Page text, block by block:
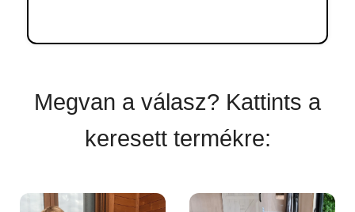
Megvan a válasz? Kattints a
keresett termékre: